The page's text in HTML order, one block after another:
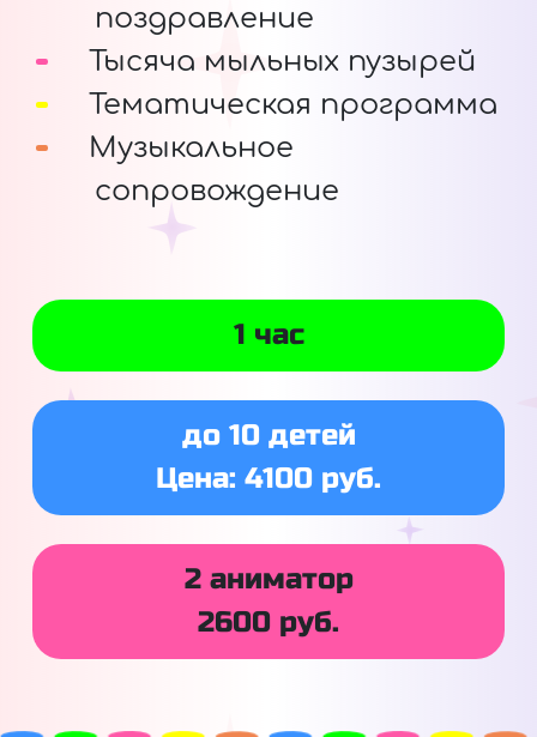
поздравление
Тысяча мыльных пузырей
Тематическая программа
Музыкальное
сопровождение
1 час
до 10 детей
Цена: 4100 руб.
2 аниматор
2600 руб.